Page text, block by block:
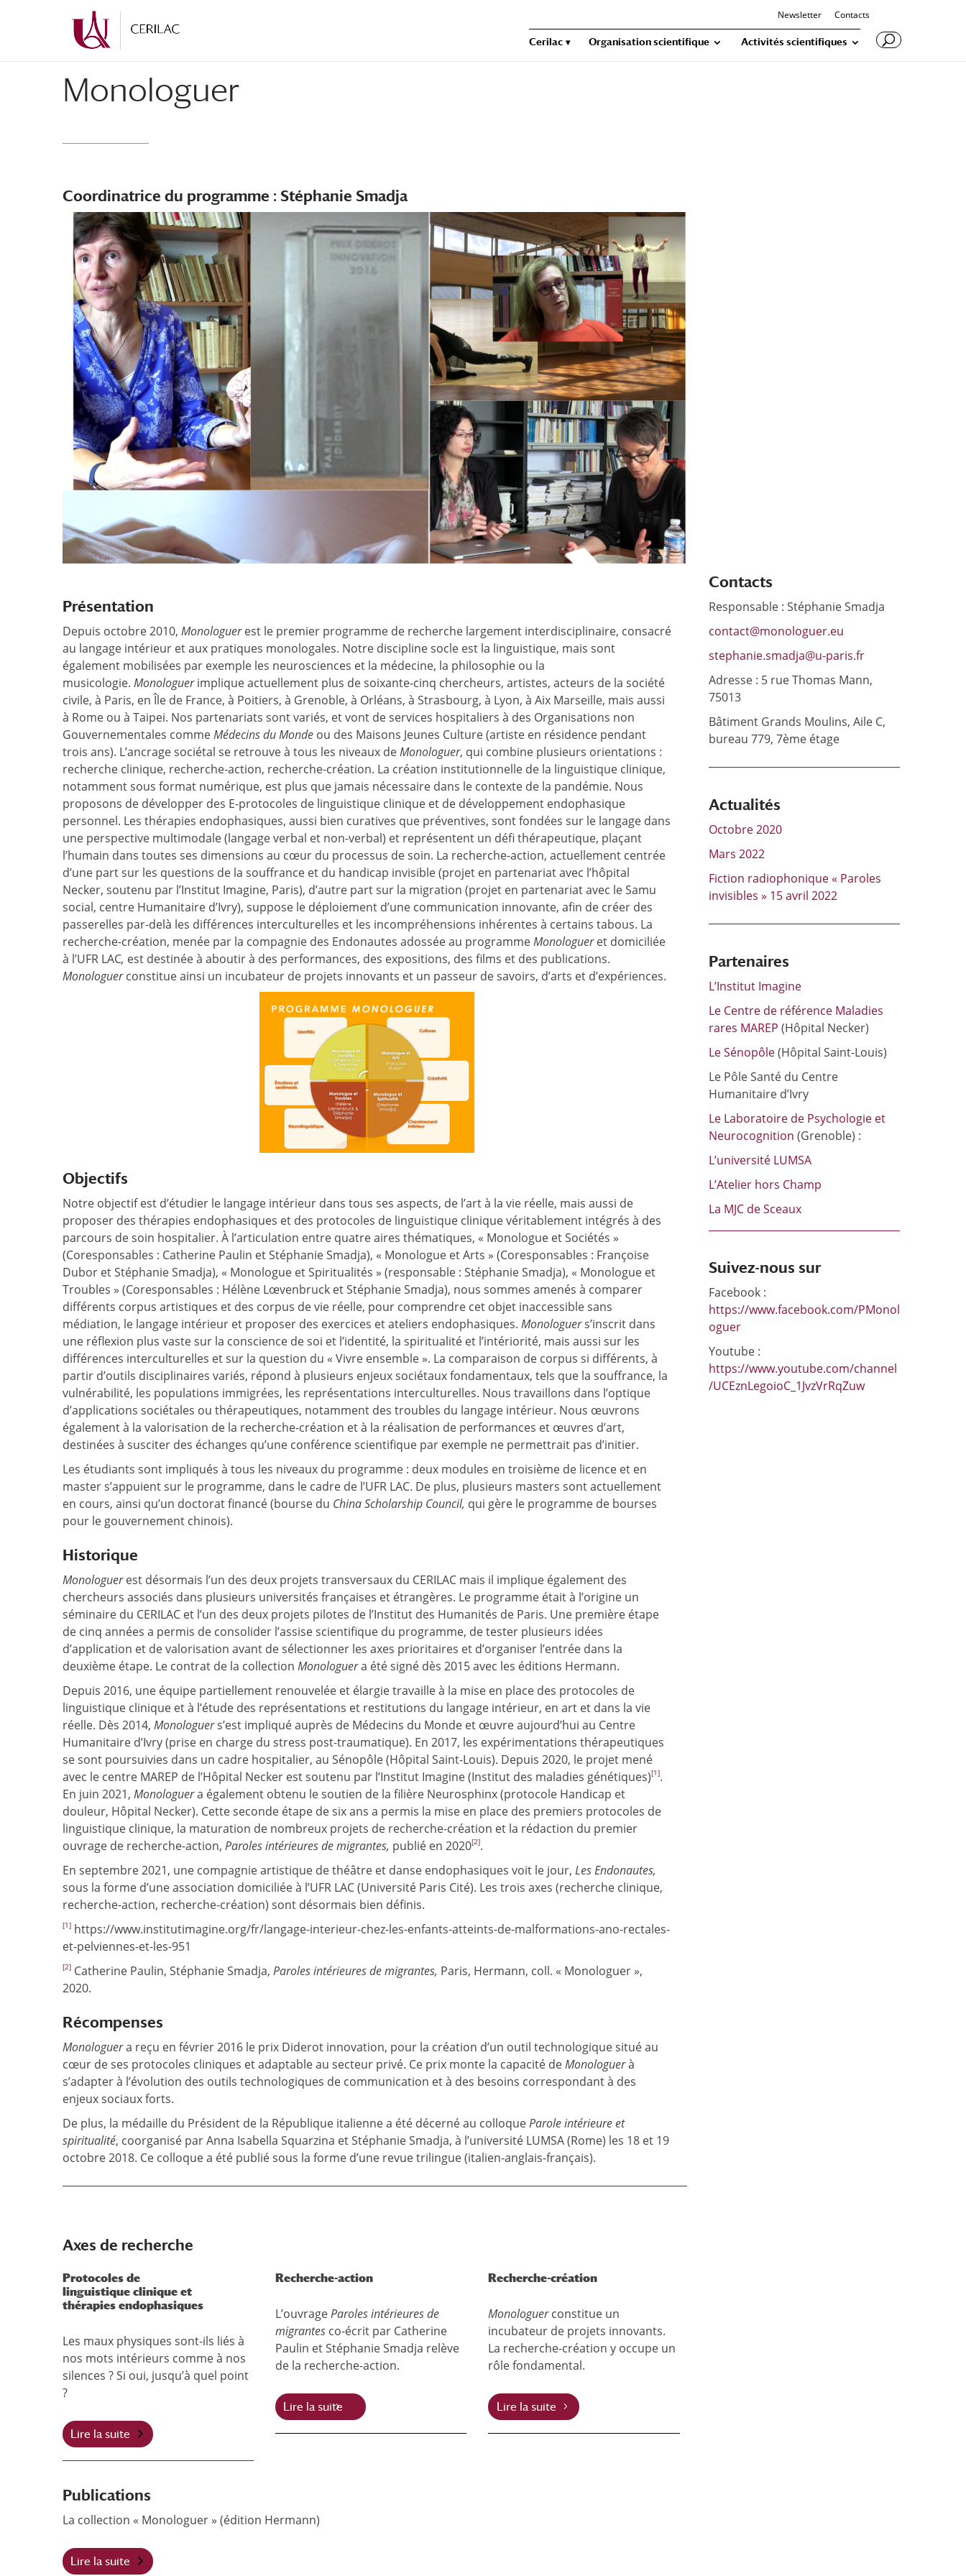
Newsletter Contacts
Cerilac Organisation scientifique Activités scientifiques
Monologuer
Coordinatrice du programme : Stéphanie Smadja
Présentation
Depuis octobre 2010, Monologuerest le premier programme de recherche largement interdisciplinaire, consacré
au langage intérieur et aux pratiques monologales. Notre discipline socle est la linguistique, mais sont
également mobilisées par exemple les neurosciences et la médecine, la philosophie ou la
musicologie. Monologuerimplique actuellement plus de soixante-cinq chercheurs, artistes, acteurs de la société
civile, à Paris, en Île de France, à Poitiers, à Grenoble, à Orléans, à Strasbourg, à Lyon, à Aix Marseille, mais aussi
à Rome ou à Taipei. Nos partenariats sont variés, et vont de services hospitaliers à des Organisations non
Gouvernementales commeMédecins du Monde ou des Maisons Jeunes Culture (artiste en résidence pendant
trois ans). L’ancrage sociétal se retrouve à tous les niveaux deMonologuer, qui combine plusieurs orientations :
recherche clinique, recherche-action, recherche-création. La création institutionnelle de la linguistique clinique,
notamment sous format numérique, est plus que jamais nécessaire dans le contexte de la pandémie. Nous
proposons de développer des E-protocoles de linguistique clinique et de développement endophasique
personnel. Les thérapies endophasiques, aussi bien curatives que préventives, sont fondées sur le langage dans
une perspective multimodale (langage verbal et non-verbal) et représentent un défi thérapeutique, plaçant
l’humain dans toutes ses dimensions au cœur du processus de soin. La recherche-action, actuellement centrée
d’une part sur les questions de la souffrance et du handicap invisible (projet en partenariat avec l’hôpital
Necker, soutenu par l’Institut Imagine, Paris), d’autre part sur la migration (projet en partenariat avec le Samu
social, centre Humanitaire d’Ivry), suppose le déploiement d’une communication innovante, afin de créer des
passerelles par-delà les différences interculturelles et les incompréhensions inhérentes à certains tabous. La
recherche-création, menée par la compagnie des Endonautes adossée au programmeMonologueret domiciliée
à l’UFR LAC, est destinée à aboutir à des performances, des expositions, des films et des publications.
Monologuerconstitue ainsi un incubateur de projets innovants et un passeur de savoirs, d’arts et d’expériences.
Objectifs
Notre objectif est d’étudier le langage intérieur dans tous ses aspects, de l’art à la vie réelle, mais aussi de
proposer des thérapies endophasiques et des protocoles de linguistique clinique véritablement intégrés à des
parcours de soin hospitalier. À l’articulation entre quatre aires thématiques, « Monologue et Sociétés »
(Coresponsables : Catherine Paulin et Stéphanie Smadja), « Monologue et Arts » (Coresponsables : Françoise
Dubor et Stéphanie Smadja), « Monologue et Spiritualités » (responsable : Stéphanie Smadja), « Monologue et
Troubles » (Coresponsables : Hélène Lœvenbruck et Stéphanie Smadja), nous sommes amenés à comparer
différents corpus artistiques et des corpus de vie réelle, pour comprendre cet objet inaccessible sans
médiation, le langage intérieur et proposer des exercices et ateliers endophasiques. Monologuers’inscrit dans
une réflexion plus vaste sur la conscience de soi et l’identité, la spiritualité et l’intériorité, mais aussi sur les
différences interculturelles et sur la question du « Vivre ensemble ». La comparaison de corpus si différents, à
partir d’outils disciplinaires variés, répond à plusieurs enjeux sociétaux fondamentaux, tels que la souffrance, la
vulnérabilité, les populations immigrées, les représentations interculturelles. Nous travaillons dans l’optique
d’applications sociétales ou thérapeutiques, notamment des troubles du langage intérieur. Nous œuvrons
également à la valorisation de la recherche-création et à la réalisation de performances et œuvres d’art,
destinées à susciter des échanges qu’une conférence scientifique par exemple ne permettrait pas d’initier.
Les étudiants sont impliqués à tous les niveaux du programme : deux modules en troisième de licence et en
master s’appuient sur le programme, dans le cadre de l’UFR LAC. De plus, plusieurs masters sont actuellement
en cours, ainsi qu’un doctorat financé (bourse du China Scholarship Council, qui gère le programme de bourses
pour le gouvernement chinois).
Historique
Monologuerest désormais l’un des deux projets transversaux du CERILAC mais il implique également des
chercheurs associés dans plusieurs universités françaises et étrangères. Le programme était à l’origine un
séminaire du CERILAC et l’un des deux projets pilotes de l’Institut des Humanités de Paris. Une première étape
de cinq années a permis de consolider l’assise scientifique du programme, de tester plusieurs idées
d’application et de valorisation avant de sélectionner les axes prioritaires et d’organiser l’entrée dans la
deuxième étape. Le contrat de la collection Monologuera été signé dès 2015 avec les éditions Hermann.
Depuis 2016, une équipe partiellement renouvelée et élargie travaille à la mise en place des protocoles de
linguistique clinique et à l’étude des représentations et restitutions du langage intérieur, en art et dans la vie
réelle. Dès 2014, Monologuers’est impliqué auprès de Médecins du Monde et œuvre aujourd’hui au Centre
Humanitaire d’Ivry (prise en charge du stress post-traumatique). En 2017, les expérimentations thérapeutiques
se sont poursuivies dans un cadre hospitalier, au Sénopôle (Hôpital Saint-Louis). Depuis 2020, le projet mené
avec le centre MAREP de l’Hôpital Necker est soutenu par l’Institut Imagine (Institut des maladies génétiques)[1].
En juin 2021, Monologuera également obtenu le soutien de la filière Neurosphinx (protocole Handicap et
douleur, Hôpital Necker). Cette seconde étape de six ans a permis la mise en place des premiers protocoles de
linguistique clinique, la maturation de nombreux projets de recherche-création et la rédaction du premier
ouvrage de recherche-action, Paroles intérieures de migrantes, publié en 2020[2].
En septembre 2021, une compagnie artistique de théâtre et danse endophasiques voit le jour, Les Endonautes,
sous la forme d’une association domiciliée à l’UFR LAC (Université Paris Cité). Les trois axes (recherche clinique,
recherche-action, recherche-création) sont désormais bien définis.
[1] https://www.institutimagine.org/fr/langage-interieur-chez-les-enfants-atteints-de-malformations-ano-rectales-
et-pelviennes-et-les-951
[2] Catherine Paulin, Stéphanie Smadja, Paroles intérieures de migrantes, Paris, Hermann, coll. « Monologuer »,
2020.
Récompenses
Monologuera reçu en février 2016 le prix Diderot innovation, pour la création d’un outil technologique situé au
cœur de ses protocoles cliniques et adaptable au secteur privé. Ce prix monte la capacité deMonologuerà
s’adapter à l’évolution des outils technologiques de communication et à des besoins correspondant à des
enjeux sociaux forts.
De plus, la médaille du Président de la République italienne a été décerné au colloqueParole intérieure et
spiritualité, coorganisé par Anna Isabella Squarzina et Stéphanie Smadja, à l’université LUMSA (Rome) les 18 et 19
octobre 2018. Ce colloque a été publié sous la forme d’une revue trilingue (italien-anglais-français).
Contacts
Responsable : Stéphanie Smadja
contact@monologuer.eu
stephanie.smadja@u-paris.fr
Adresse : 5 rue Thomas Mann,
75013
Bâtiment Grands Moulins, Aile C,
bureau 779, 7ème étage
Actualités
Octobre 2020
Mars 2022
Fiction radiophonique « Paroles
invisibles » 15 avril 2022
Partenaires
L’Institut Imagine
Le Centre de référence Maladies
rares MAREP (Hôpital Necker)
Le Sénopôle(Hôpital Saint-Louis)
Le Pôle Santé du Centre
Humanitaire d’Ivry
Le Laboratoire de Psychologie et
Neurocognition (Grenoble) :
L’université LUMSA
L’Atelier hors Champ
La MJC de Sceaux
Suivez-nous sur
Facebook :
https://www.facebook.com/PMonol
oguer
Youtube :
https://www.youtube.com/channel
/UCEznLegoioC_1JvzVrRqZuw
Axes de recherche
Protocoles de
linguistique clinique et
thérapies endophasiques
Les maux physiques sont-ils liés à
nos mots intérieurs comme à nos
silences ? Si oui, jusqu’à quel point
?
Lire la suite
Recherche-action
L’ouvrageParoles intérieures de
migrantes co-écrit par Catherine
Paulin et Stéphanie Smadja relève
de la recherche-action.
Lire la suite
Recherche-création
Monologuerconstitue un
incubateur de projets innovants.
La recherche-création y occupe un
rôle fondamental.
Lire la suite
Publications
La collection « Monologuer » (édition Hermann)
Lire la suite